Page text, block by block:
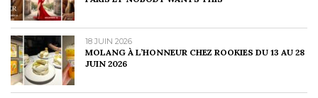
18 JUIN 2026
MOLANG À L’HONNEUR CHEZ ROOKIES DU 13 AU 28
JUIN 2026